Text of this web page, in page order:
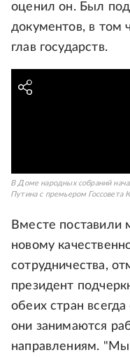
оценил он. Был
документов, в том
глав государств.
В Доме народных собраний
Путина с премьером
Вместе поставили
новому
сотрудничества,
президент
обеих стран
они занимаются
направлениям.